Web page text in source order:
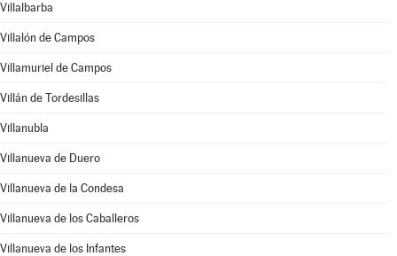
Villalbarba
Villalón de Campos
Villamuriel de Campos
Villán de Tordesillas
Villanubla
Villanueva de Duero
Villanueva de la Condesa
Villanueva de los Caballeros
Villanueva de los Infantes